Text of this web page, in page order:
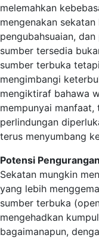
melemahkan
mengenakan
pengubahsuaian,
sumber tersedia
sumber terbuka
mengimbangi
mengiktiraf bahawa
mempunyai
perlindungan
terus menyumbang
Potensi
Sekatan mungkin
yang lebih
sumber terbuka
mengehadkan
bagaimanapun,